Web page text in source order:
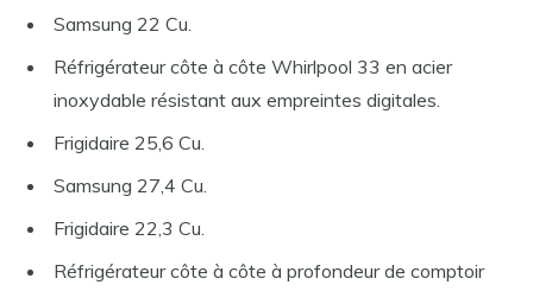
Samsung 22 Cu.
Réfrigérateur côte à côte Whirlpool 33 en acier
inoxydable résistant aux empreintes digitales.
Frigidaire 25,6 Cu.
Samsung 27,4 Cu.
Frigidaire 22,3 Cu.
Réfrigérateur côte à côte à profondeur de comptoir